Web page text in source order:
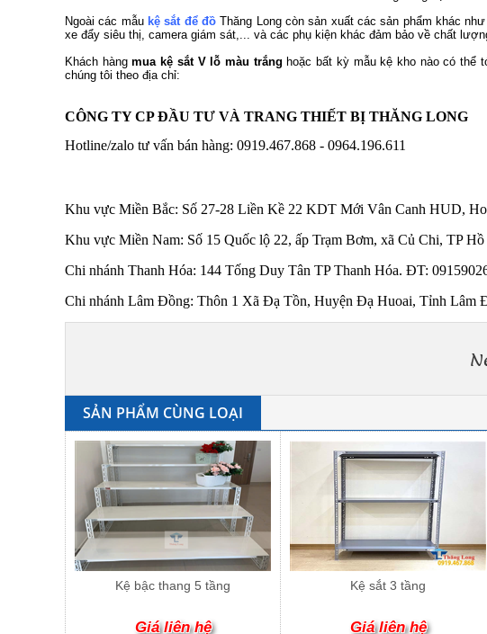
Ngoài các mẫu kệ sắt để đồ Thăng Long còn sản xuất các sản phẩm khác
xe đẩy siêu thị, camera giám sát,... và các phụ kiện khác đảm bảo về chất
Khách hàngmua kệ sắt V lỗ màu trắng hoặc bất kỳ mẫu kệ kho nào có thể
chúng tôi theo địa chỉ:
CÔNG TY CP ĐẦU TƯ VÀ TRANG THIẾT BỊ THĂNG LONG
Hotline/zalo tư vấn bán hàng: 0919.467.868 - 0964.196.611
Khu vực Miền Bắc: Số 27-28 Liền Kề 22 KDT Mới Vân Canh HUD,
Khu vực Miền Nam: Số 15 Quốc lộ 22, ấp Trạm Bơm, xã Củ Chi, TP
Chi nhánh Thanh Hóa: 144 Tống Duy Tân TP Thanh Hóa. ĐT:
Chi nhánh Lâm Đồng: Thôn 1 Xã Đạ Tồn, Huyện Đạ Huoai, Tỉnh Lâm
SẢN PHẨM CÙNG LOẠI
Kệ bậc thang 5 tầng
Giá liên hệ
Kệ sắt 3 tầng
Giá liên hệ